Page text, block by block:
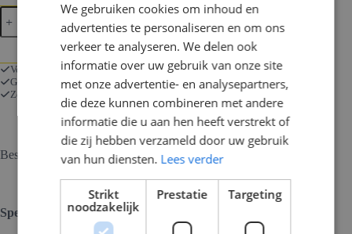
4
2.5
AS
Dca
25
ring
In Winkelmand
Voor 17:00 besteld is morgen in huis
Gratis verzending bij bestellingen vanaf € 250
Zorgeloos kopen met onze 14 dagen retourgarantie.
Beschrijving
Specificaties
We gebruiken cookies om inhoud en
advertenties te personaliseren en om ons
verkeer te analyseren. We delen ook
informatie over uw gebruik van onze site
met onze advertentie- en analysepartners,
die deze kunnen combineren met andere
informatie die u aan hen heeft verstrekt of
die zij hebben verzameld door uw gebruik
van hun diensten. Lees verder
Strikt
noodzakelijk
Prestatie Targeting